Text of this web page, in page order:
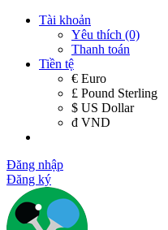
Tài khoản
Yêu thích (0)
Thanh toán
Tiền tệ
€ Euro
£ Pound Sterling
$ US Dollar
đ VND
Đăng nhập
Đăng ký